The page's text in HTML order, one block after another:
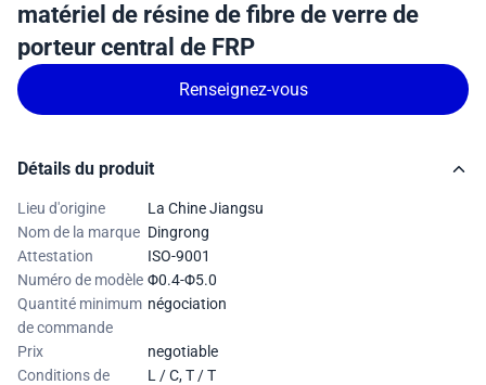
matériel de résine de fibre de verre de
porteur central de FRP
Renseignez-vous
Détails du produit
Lieu d'origine
La Chine Jiangsu
Nom de la marque Dingrong
Attestation
ISO-9001
Numéro de modèle Φ0.4-Φ5.0
Quantité minimum
de commande
négociation
Prix
negotiable
Conditions de
L / C, T / T